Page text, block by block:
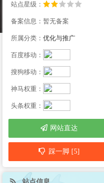
站点星级：
备案信息：暂无备案
所属分类： 优化与推广
百度移动：
搜狗移动：
神马权重：
头条权重：
网站直达
踩一脚 [5]